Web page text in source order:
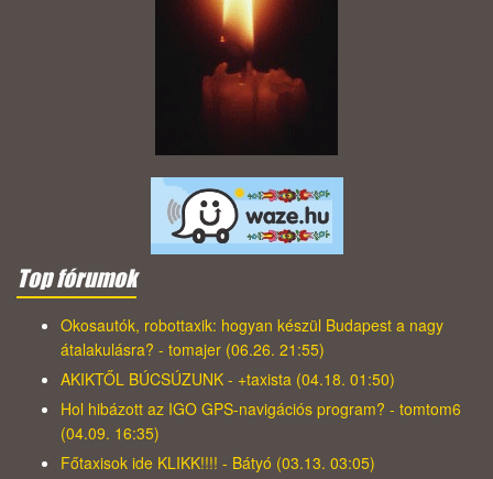
Top fórumok
Okosautók, robottaxik: hogyan készül Budapest a nagy
átalakulásra? - tomajer (06.26. 21:55)
AKIKTŐL BÚCSÚZUNK - +taxista (04.18. 01:50)
Hol hibázott az IGO GPS-navigációs program? - tomtom6
(04.09. 16:35)
Főtaxisok ide KLIKK!!!! - Bátyó (03.13. 03:05)